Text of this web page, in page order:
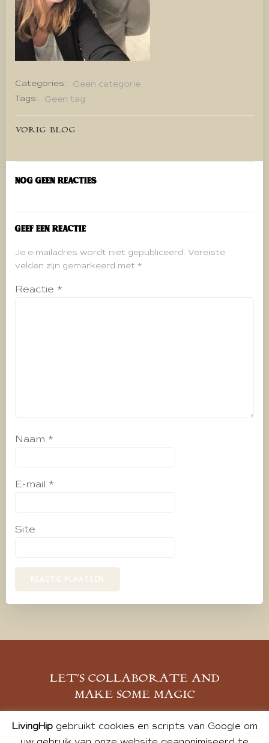
Categories:
Geen categorie
Tags:
Geen tag
Bericht
navigatie
VORIG BLOG
Nog geen reacties
Geef een reactie
Je e-mailadres wordt niet gepubliceerd. Vereiste
velden zijn gemarkeerd met *
Reactie *
Naam *
E-mail *
Site
LET’S COLLABORATE AND
MAKE SOME MAGIC
MELD JE AAN
LivingHipgebruikt cookies en scripts van Google om